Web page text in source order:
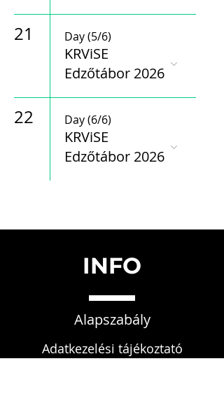
21 Day (5/6)
KRViSE
Edzőtábor 2026
22 Day (6/6)
KRViSE
Edzőtábor 2026
INFO
Alapszabály
Adatkezelési tájékoztató